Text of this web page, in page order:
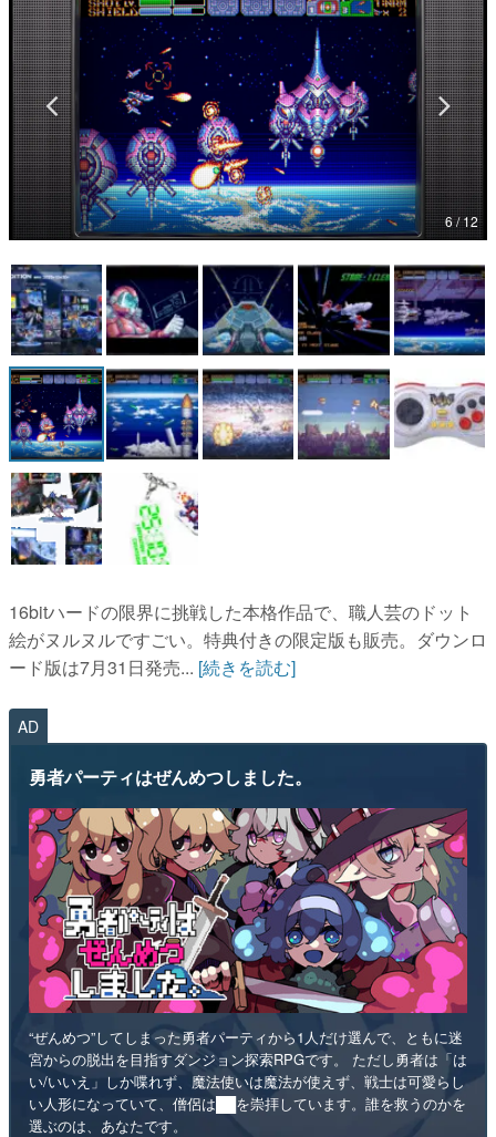
ゲームが変えた日本語
「経験値」「裏技」「ラスボス」… ゲームにまつわる言葉
の起源や用法の変遷を、コンピューター文化史研究家・タ
イニーP氏が徹底調査。
カテゴリ
特集記事
マンガ
女性向け
アプリレビュー
その他
電ファミニコゲーマーとは？
運営：株式会社マレ
6 / 12
16bitハードの限界に挑戦した本格作品で、職人芸のドット
絵がヌルヌルですごい。特典付きの限定版も販売。ダウンロ
ード版は7月31日発売... [続きを読む]
AD
勇者パーティはぜんめつしました。
“ぜんめつ”してしまった勇者パーティから1人だけ選んで、ともに迷
宮からの脱出を目指すダンジョン探索RPGです。 ただし勇者は「は
い/いいえ」しか喋れず、魔法使いは魔法が使えず、戦士は可愛らし
い人形になっていて、僧侶は██を崇拝しています。誰を救うのかを
選ぶのは、あなたです。